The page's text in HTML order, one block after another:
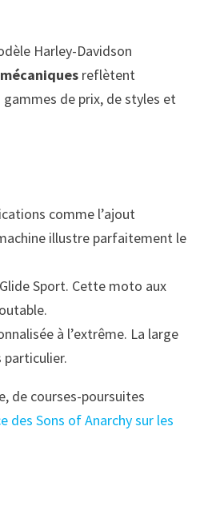
Harley-Davidson
reflètent
de prix, de styles et
comme l’ajout
illustre parfaitement le
Sport. Cette moto aux
à l’extrême. La large
de courses-poursuites
des Sons of Anarchy sur les